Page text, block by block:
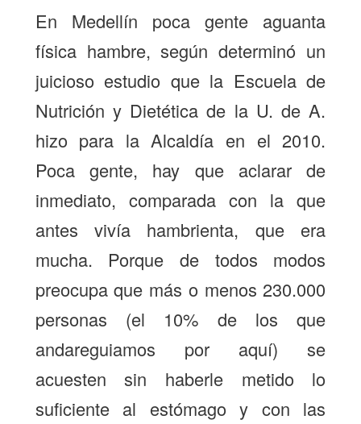
En Medellín poca gente aguanta
física hambre, según determinó un
juicioso estudio que la Escuela de
Nutrición y Dietética de la U. de A.
hizo para la Alcaldía en el 2010.
Poca gente, hay que aclarar de
inmediato, comparada con la que
antes vivía hambrienta, que era
mucha. Porque de todos modos
preocupa que más o menos 230.000
personas (el 10% de los que
andareguiamos por aquí) se
acuesten sin haberle metido lo
suficiente al estómago y con las